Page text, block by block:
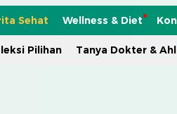
Sehat Wellness & Diet
Pilihan Tanya Dokter &